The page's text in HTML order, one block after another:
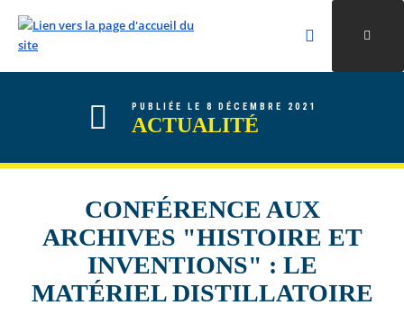
ALLER AU CONTENU
ALLER AU MENU
ALLER À LA RECHERCHE
Rechercher
Valider la
PUBLIÉE LE 8 DÉCEMBRE 2021
ACTUALITÉ
CONFÉRENCE AUX
ARCHIVES "HISTOIRE ET
INVENTIONS" : LE
MATÉRIEL DISTILLATOIRE